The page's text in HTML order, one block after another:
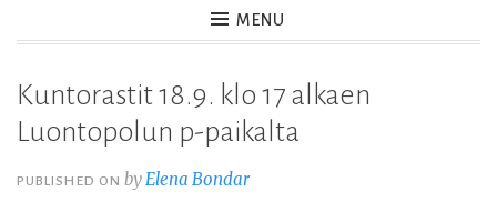
NILSIÄN NUJAKKA
MENU
Kuntorastit 18.9. klo 17 alkaen
Luontopolun p-paikalta
PUBLISHED ONby Elena Bondar